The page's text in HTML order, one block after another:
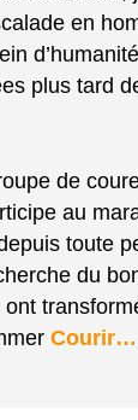
en
plus tard
de
au
toute
du
Courir…